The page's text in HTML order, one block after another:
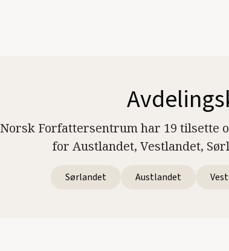
Norsk Forfattersentrum har 19 tilsette
for Austlandet, Vestlandet,
Sørlandet Austlandet